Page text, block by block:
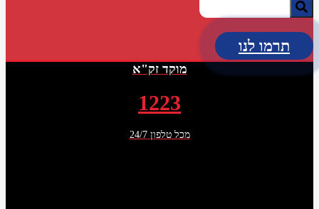
תרמו לנו
מוקד זק"א
1223
מכל טלפון 24/7